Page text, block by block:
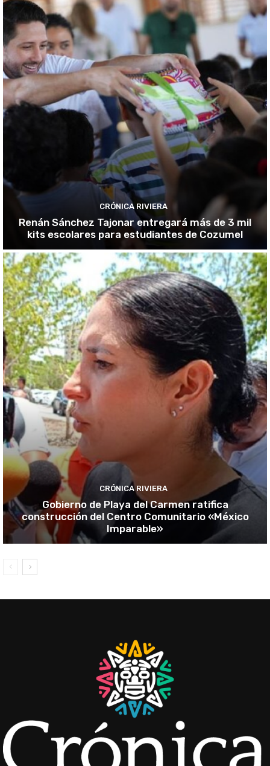
CRÓNICA RIVIERA
Renán Sánchez Tajonar entregará más de 3 mil
kits escolares para estudiantes de Cozumel
CRÓNICA RIVIERA
Gobierno de Playa del Carmen ratifica
construcción del Centro Comunitario «México
Imparable»